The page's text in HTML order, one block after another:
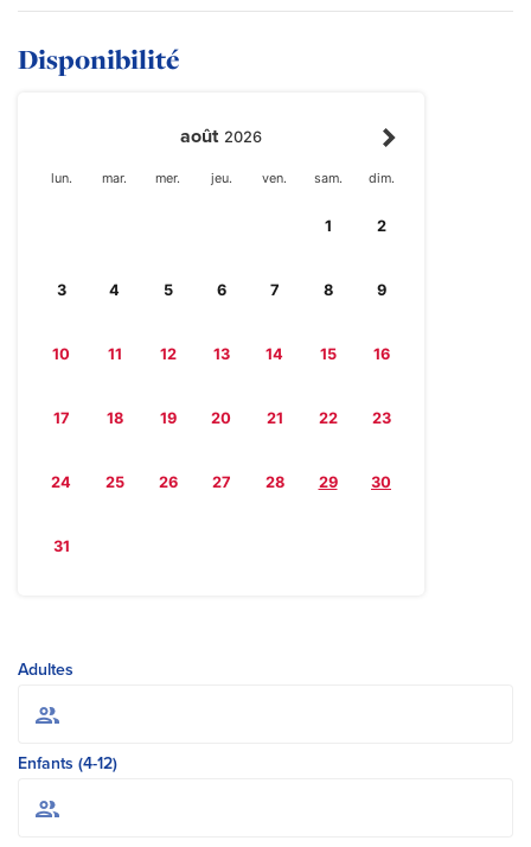
Disponibilité
août 2026
lun. mar. mer. jeu. ven. sam. dim.
1 2
3 4 5 6 7 8 9
10 11 12 13 14 15 16
17 18 19 20 21 22 23
24 25 26 27 28 29 30
31
Adultes
Enfants (4-12)